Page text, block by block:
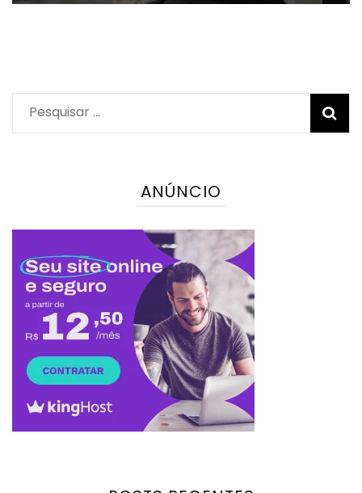
Pesquisar
por:
ANÚNCIO